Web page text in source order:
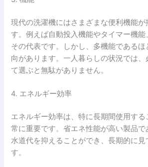
現代の洗濯機にはさまざまな便利機能が
す。例えば自動投入機能やタイマー機
その代表です。しかし、多機能である
向があります。一人暮らしの状況では、
て選ぶと無駄がありません。
4. エネルギー効率
エネルギー効率は、特に長期間使用す
常に重要です。省エネ性能が高い製品
水道代を抑えることができ、長期的に見
す。